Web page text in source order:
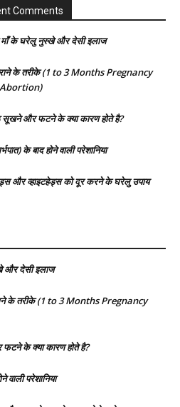
Comments
माँ के घरेलु नुस्खे और देसी इलाज
के तरीके (1 to 3 Months Pregnancy
Abortion)
सूखने और फटने के क्या कारण होते है?
के बाद होने वाली परेशानिया
और व्हाइटहेड्स को दूर करने के घरेलु उपाय
और देसी इलाज
के तरीके (1 to 3 Months Pregnancy
के क्या कारण होते है?
वाली परेशानिया